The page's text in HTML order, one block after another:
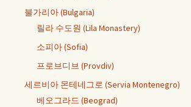
불가리아 (Bulgaria)
릴라 수도원 (Lila Monastery)
소피아 (Sofia)
프로브디브 (Provdiv)
세르비아 몬테네그로 (Servia Montenegro)
베오그라드 (Beograd)